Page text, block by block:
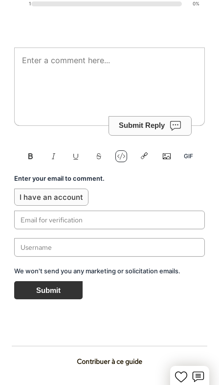
1
0%
Submit Reply
Enter your email to comment.
I have an account
We won't send you any marketing or solicitation emails.
Submit
Contribuer à ce guide